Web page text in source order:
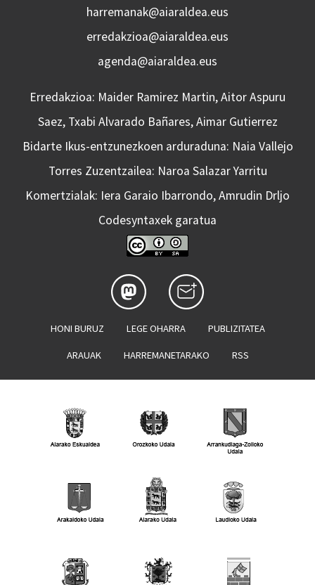
harremanak@aiaraldea.eus
erredakzioa@aiaraldea.eus
agenda@aiaraldea.eus
Erredakzioa: Maider Ramirez Martin, Aitor Aspuru
Saez, Txabi Alvarado Bañares, Aimar Gutierrez
Bidarte Ikus-entzunezkoen arduraduna: Naia Vallejo
Torres Zuzentzailea: Naroa Salazar Yarritu
Komertzialak: Iera Garaio Ibarrondo, Amrudin Drljo
Codesyntaxek garatua
HONI BURUZ LEGE OHARRA PUBLIZITATEA
ARAUAK HARREMANETARAKO RSS